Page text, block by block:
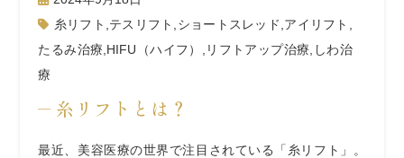
糸リフト テスリフト ショートスレッド アイリフト
たるみ治療 HIFU（ハイフ） リフトアップ治療 しわ治
療
糸リフトとは？
最近、美容医療の世界で注目されている「糸リフト」。